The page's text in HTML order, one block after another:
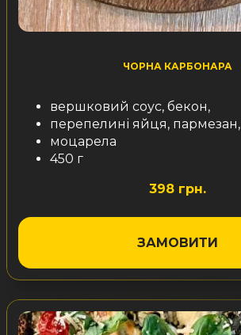
ЧОРНА КАРБОНАРА
вершковий соус, бекон,
перепелині яйця, пармезан,
моцарела
450 г
398 грн.
ЗАМОВИТИ